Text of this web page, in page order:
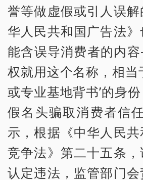
誉等做虚假或引人误
华人民共和国广告法
能含误导消费者的内
权就用这个名称，相当
或专业基地背书’的身
假名头骗取消费者信
示，根据《中华人民
竞争法》第二十五条
认定违法，监管部门